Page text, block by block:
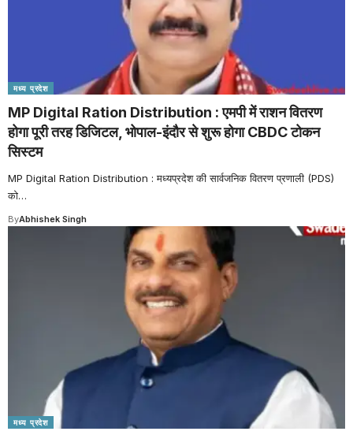
मध्य प्रदेश
MP Digital Ration Distribution : एमपी में राशन वितरण
होगा पूरी तरह डिजिटल, भोपाल-इंदौर से शुरू होगा CBDC टोकन
सिस्टम
MP Digital Ration Distribution : मध्यप्रदेश की सार्वजनिक वितरण प्रणाली (PDS)
को…
ByAbhishek Singh
मध्य प्रदेश